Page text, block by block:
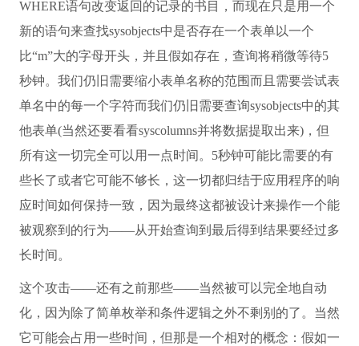
WHERE语句改变返回的记录的书目，而现在只是用一个
新的语句来查找sysobjects中是否存在一个表单以一个
比“m”大的字母开头，并且假如存在，查询将稍微等待5
秒钟。我们仍旧需要缩小表单名称的范围而且需要尝试表
单名中的每一个字符而我们仍旧需要查询sysobjects中的其
他表单(当然还要看看syscolumns并将数据提取出来)，但
所有这一切完全可以用一点时间。5秒钟可能比需要的有
些长了或者它可能不够长，这一切都归结于应用程序的响
应时间如何保持一致，因为最终这都被设计来操作一个能
被观察到的行为——从开始查询到最后得到结果要经过多
长时间。
这个攻击——还有之前那些——当然被可以完全地自动
化，因为除了简单枚举和条件逻辑之外不剩别的了。当然
它可能会占用一些时间，但那是一个相对的概念：假如一